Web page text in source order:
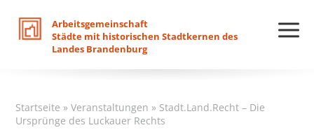
Arbeitsgemeinschaft
Städte mit historischen Stadtkernen des
Landes Brandenburg
Startseite »Veranstaltungen » Stadt.Land.Recht – Die
Ursprünge des Luckauer Rechts